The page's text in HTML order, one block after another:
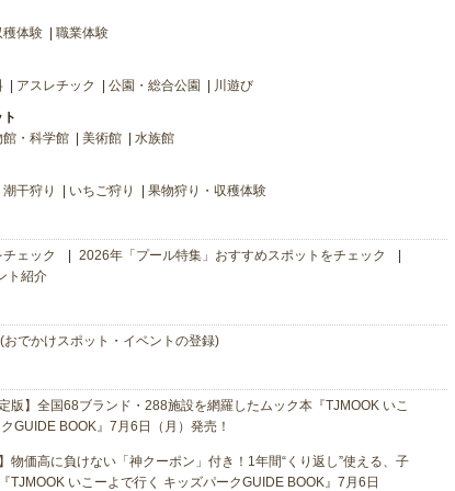
穫体験 職業体験
アスレチック 公園・総合公園 川遊び
館・科学館 美術館 水族館
潮干狩り いちご狩り 果物狩り・収穫体験
ェック
2026年「プール特集」おすすめスポットをチェック
ト紹介
でかけスポット・イベントの登録)
版】全国68ブランド・288施設を網羅したムック本『TJMOOK いこ
GUIDE BOOK』7月6日（月）発売！
物価高に負けない「神クーポン」付き！1年間“くり返し”使える、子
TJMOOK いこーよで行く キッズパークGUIDE BOOK』7月6日